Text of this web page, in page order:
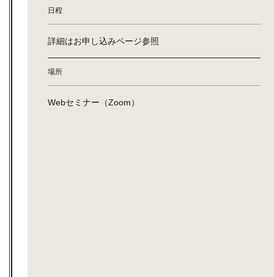
日程
詳細はお申し込みページ参照
場所
Webセミナー（Zoom）